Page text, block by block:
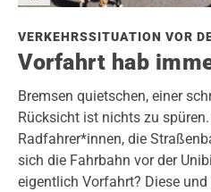
VERKEHRSSITUATION VOR
Vorfahrt hab
Bremsen quietschen, einer
Rücksicht ist nichts zu
Radfahrer*innen, die
sich die Fahrbahn vor der
eigentlich Vorfahrt? Diese